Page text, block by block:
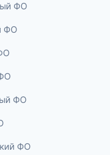
ФО
ФО
ФО
ФО